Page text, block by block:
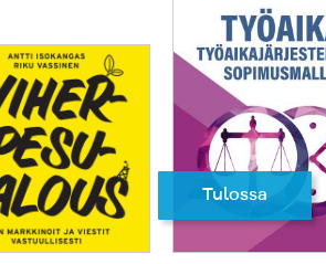
Tulossa